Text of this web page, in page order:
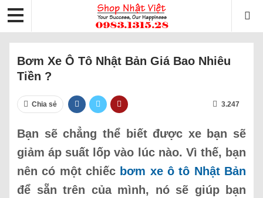
Bơm Xe Ô Tô Nhật Bản Giá Bao Nhiêu
Tiền ?
Chia sẻ 3.247
Bạn sẽ chẳng thể biết được xe bạn sẽ
giảm áp suất lốp vào lúc nào. Vì thế, bạn
nên có một chiếc bơm xe ô tô Nhật Bản
để sẵn trên của mình, nó sẽ giúp bạn